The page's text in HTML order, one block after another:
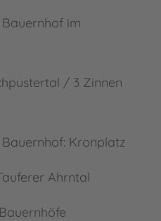
im
/ 3 Zinnen
Kronplatz
Ahrntal